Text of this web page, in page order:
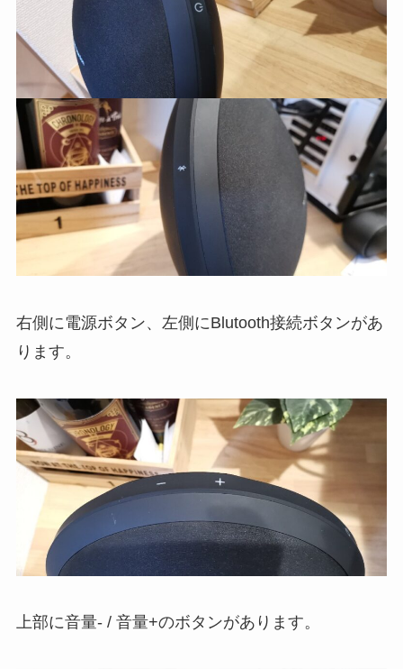
右側に電源ボタン、左側にBlutooth接続ボタンがあ
ります。
上部に音量- / 音量+のボタンがあります。